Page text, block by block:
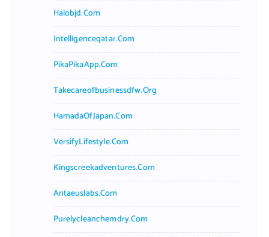
Halobjd.com
Intelligenceqatar.com
PikaPikaApp.com
Takecareofbusinessdfw.org
HamadaOfJapan.com
VersifyLifestyle.com
Kingscreekadventures.com
Antaeuslabs.com
Purelycleanchemdry.com